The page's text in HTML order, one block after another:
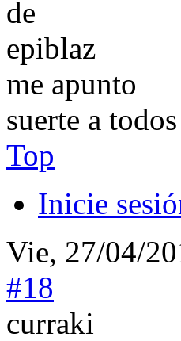
me apunto
suerte a todos
Top
Inicie
Vie, 27/04/
#18
curraki